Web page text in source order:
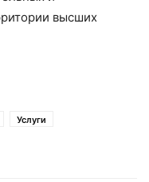
высших
Услуги